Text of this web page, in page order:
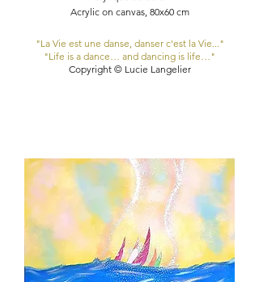
Acrylic on canvas, 80x60​ cm​
"La Vie est une danse, danser c'est la Vie..."
"Life is a dance… and dancing is life…"
Copyright © Lucie Langelier